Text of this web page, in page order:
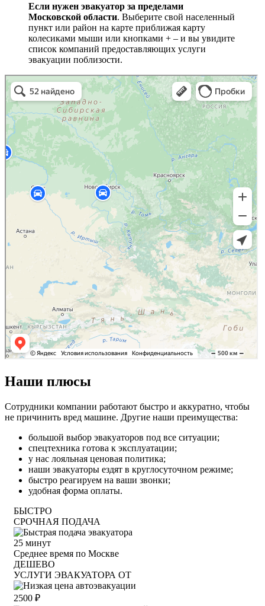
Если нужен эвакуатор за пределами
Московской области. Выберите свой населенный
пункт или район на карте приближая карту
колесиками мыши или кнопками + – и вы увидите
список компаний предоставляющих услуги
эвакуации поблизости.
эвакуаторы на карте
Волоколамск
Наши плюсы
Сотрудники компании работают быстро и аккуратно, чтобы
не причинить вред машине. Другие наши преимущества:
большой выбор эвакуаторов под все ситуации;
спецтехника готова к эксплуатации;
у нас лояльная ценовая политика;
наши эвакуаторы ездят в круглосуточном режиме;
быстро реагируем на ваши звонки;
удобная форма оплаты.
БЫСТРО
СРОЧНАЯ ПОДАЧА
25 минут
Среднее время по Москве
ДЕШЕВО
УСЛУГИ ЭВАКУАТОРА ОТ
2500 ₽